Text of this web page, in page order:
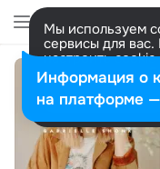
Мы используем
сервисы для вас.
настроить
представитель.
Разрешить все
Информация о
на платформе